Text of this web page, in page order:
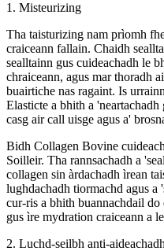
1. Misteurizing
Tha taisturizing nam prìomh
craiceann fallain. Chaidh
sealltainn gus cuideachadh le
chraiceann, agus mar thoradh
buairtiche nas ragaint. Is
Elasticte a bhith a
casg air call uisge agus a'
Bidh Collagen Bovine
Soilleir. Tha rannsachadh a
collagen sin àrdachadh ìrean
lughdachadh tiormachd agus a
cur-ris a bhith buannachdail
gus ìre mydration craiceann a
2. Luchd-seilbh anti-aideachadh